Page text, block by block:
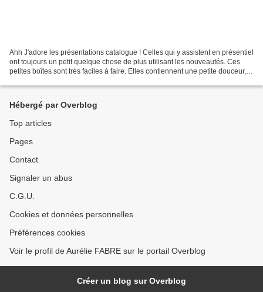
Ahh J'adore les présentations catalogue ! Celles qui y assistent en présentiel
ont toujours un petit quelque chose de plus utilisant les nouveautés. Ces
petites boîtes sont très faciles à faire. Elles contiennent une petite douceur,
Hébergé par Overblog
Top articles
Pages
Contact
Signaler un abus
C.G.U.
Cookies et données personnelles
Préférences cookies
Voir le profil de Aurélie FABRE sur le portail Overblog
Créer un blog sur Overblog